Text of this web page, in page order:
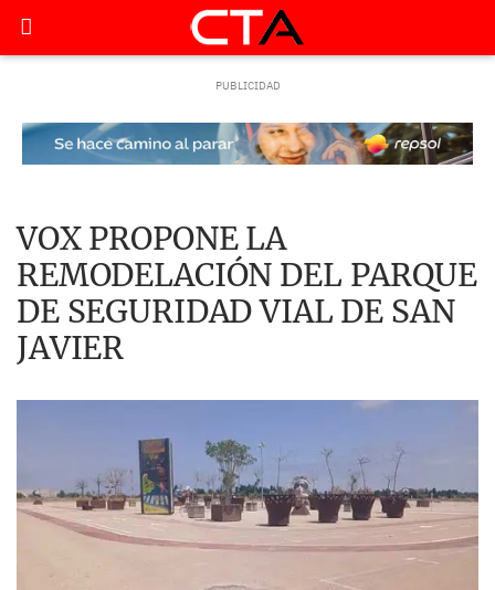
VOX PROPONE LA
REMODELACIÓN DEL PARQUE
DE SEGURIDAD VIAL DE SAN
JAVIER